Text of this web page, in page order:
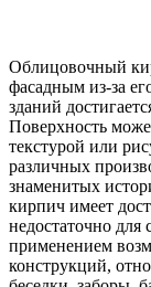
Облицовочный
фасадным из-за
зданий
Поверхность
текстурой или
различных
знаменитых
кирпич имеет
недостаточно
применением
конструкций,